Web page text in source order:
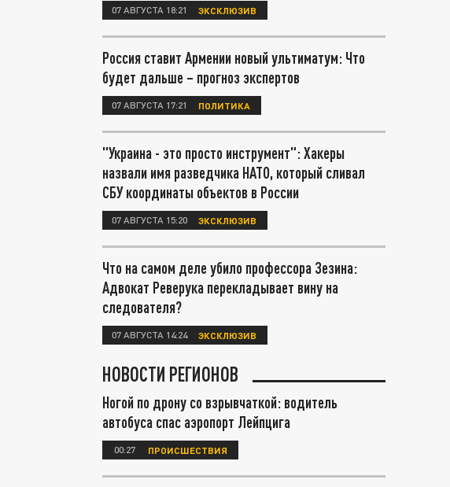
07 АВГУСТА 18:21 ЭКСКЛЮЗИВ
Россия ставит Армении новый ультиматум: Что
будет дальше – прогноз экспертов
07 АВГУСТА 17:21 ПОЛИТИКА
"Украина - это просто инструмент": Хакеры
назвали имя разведчика НАТО, который сливал
СБУ координаты объектов в России
07 АВГУСТА 15:20 ЭКСКЛЮЗИВ
Что на самом деле убило профессора Зезина:
Адвокат Реверука перекладывает вину на
следователя?
07 АВГУСТА 14:24 ЭКСКЛЮЗИВ
НОВОСТИ РЕГИОНОВ
Ногой по дрону со взрывчаткой: водитель
автобуса спас аэропорт Лейпцига
00:27 ПРОИСШЕСТВИЯ